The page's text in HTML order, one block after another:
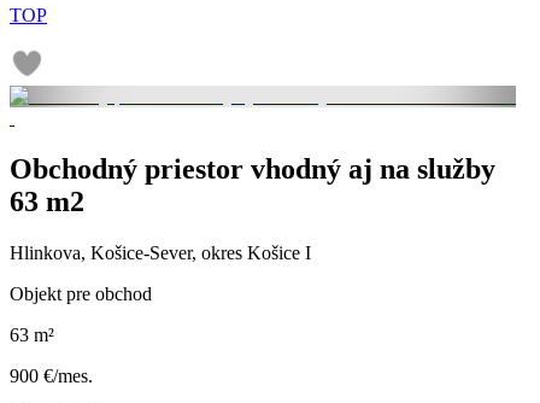
TOP
Obchodný priestor vhodný aj na služby
63 m2
Hlinkova, Košice-Sever, okres Košice I
Objekt pre obchod
63 m²
900 €/mes.